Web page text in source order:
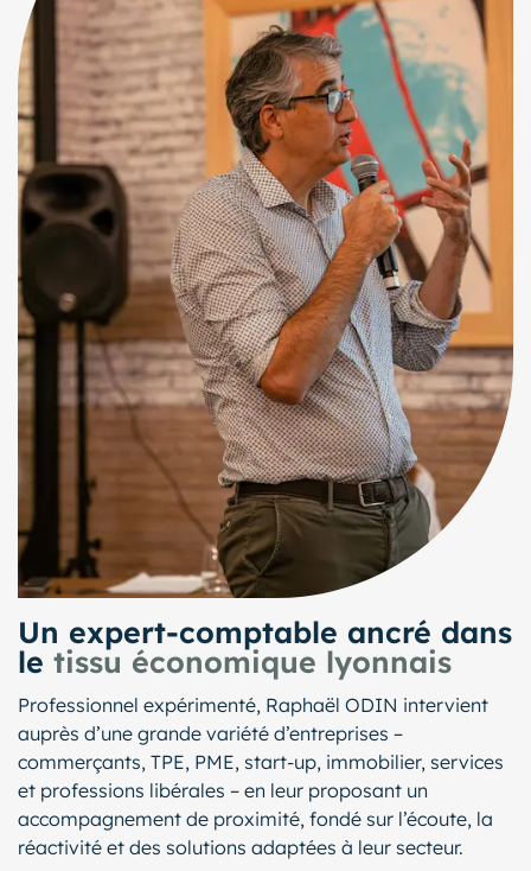
Un expert-comptable ancré dans
le tissu économique lyonnais
Professionnel expérimenté, Raphaël ODIN intervient
auprès d’une grande variété d’entreprises –
commerçants, TPE, PME, start-up, immobilier, services
et professions libérales – en leur proposant un
accompagnement de proximité, fondé sur l’écoute, la
réactivité et des solutions adaptées à leur secteur.